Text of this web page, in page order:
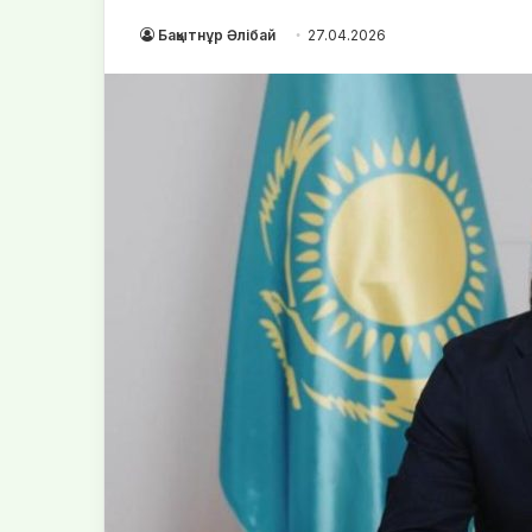
Бақытнұр Әлібай 27.04.2026